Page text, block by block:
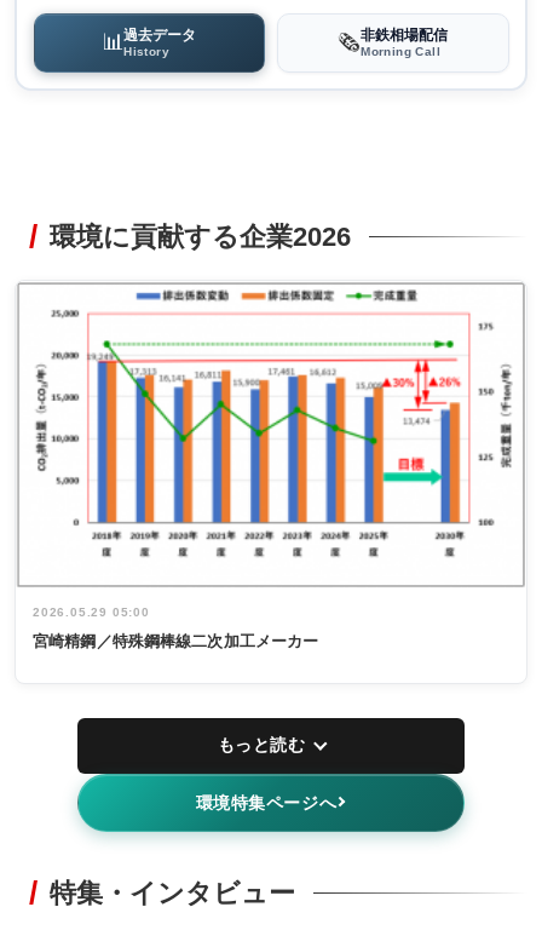
📊過去データ
History 🗞️非鉄相場配信
Morning Call
環境に貢献する企業2026
2026.05.29 05:00
宮崎精鋼／特殊鋼棒線二次加工メーカー
もっと読む
環境特集ページへ
特集・インタビュー